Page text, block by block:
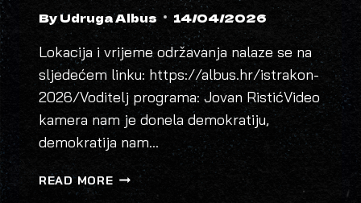
ByUdruga Albus 14/04/2026
Lokacija i vrijeme održavanja nalaze se na
sljedećem linku: https://albus.hr/istrakon-
2026/Voditelj programa: Jovan RistićVideo
kamera nam je donela demokratiju,
demokratija nam…
READ MOREJOVAN
RISTIĆ